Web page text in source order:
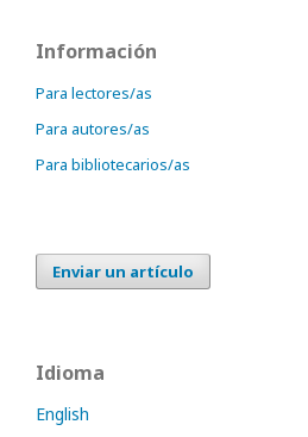
Información
Para lectores/as
Para autores/as
Para bibliotecarios/as
Enviar un artículo
Idioma
English